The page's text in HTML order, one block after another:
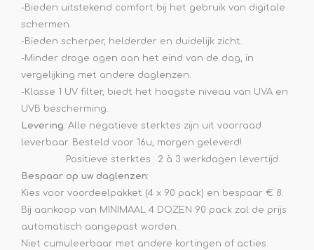
-Bieden uitstekend comfort bij het gebruik van digitale
schermen.
-Bieden scherper, helderder en duidelijk zicht.
-Minder droge ogen aan het eind van de dag, in
vergelijking met andere daglenzen.
-Klasse 1 UV filter, biedt het hoogste niveau van UVA en
UVB bescherming.
Levering: Alle negatieve sterktes zijn uit voorraad
leverbaar. Besteld voor 16u, morgen geleverd!
Positieve sterktes : 2 à 3 werkdagen levertijd.
Bespaar op uw daglenzen:
Kies voor voordeelpakket (4 x 90 pack) en bespaar € 8.
Bij aankoop van MINIMAAL 4 DOZEN 90 pack zal de prijs
automatisch aangepast worden.
Niet cumuleerbaar met andere kortingen of acties.